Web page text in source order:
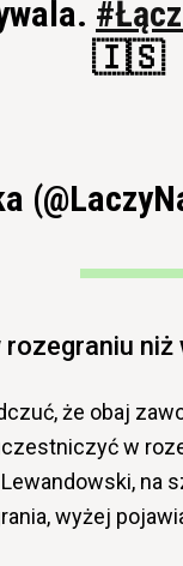
🇮🇸
niż
że obaj
w
na
wyżej